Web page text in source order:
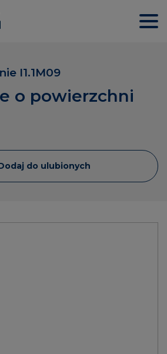
I1.1M09
o powierzchni
do ulubionych